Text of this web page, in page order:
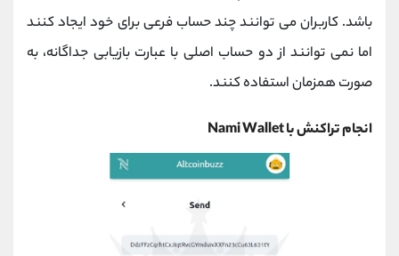
باشد. کاربران می توانند چند حساب فرعی برای خود ایجاد کنند
اما نمی توانند از دو حساب اصلی با عبارت بازیابی جداگانه، به
صورت همزمان استفاده کنند.
انجام تراکنش با Nami Wallet